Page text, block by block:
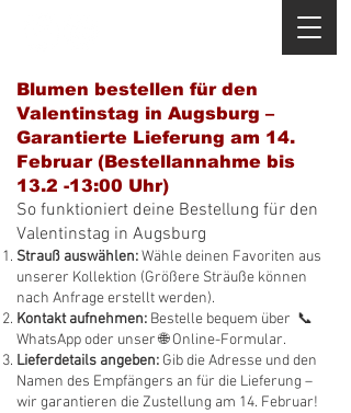
+49 82 14 540 968
Blumen bestellen für den
Valentinstag in Augsburg –
Garantierte Lieferung am 14.
Februar (Bestellannahme bis
13.2 -13:00 Uhr)
So funktioniert deine Bestellung für den
Valentinstag in Augsburg
Strauß auswählen:Wähle deinen Favoriten aus
unserer Kollektion (Größere Sträuße können
nach Anfrage erstellt werden).
Kontakt aufnehmen: Bestelle bequem über 📞
WhatsApp oder unser 🌐 Online-Formular.
Lieferdetails angeben: Gib die Adresse und den
Namen des Empfängers an für die Lieferung –
wir garantieren die Zustellung am 14. Februar!